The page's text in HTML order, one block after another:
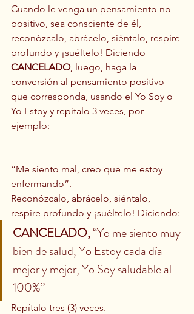
Cuando le venga un pensamiento no
positivo, sea consciente de él,
reconózcalo, abrácelo, siéntalo, respire
profundo y ¡suéltelo! Diciendo
CANCELADO, luego, haga la
conversión al pensamiento positivo
que corresponda, usando el Yo Soy o
Yo Estoy y repítalo 3 veces, por
ejemplo:
“Me siento mal, creo que me estoy
enfermando”.
Reconózcalo, abrácelo, siéntalo,
respire profundo y ¡suéltelo! Diciendo:
CANCELADO, “Yo me siento muy
bien de salud, Yo Estoy cada día
mejor y mejor, Yo Soy saludable al
100%”
Repítalo tres (3) veces.